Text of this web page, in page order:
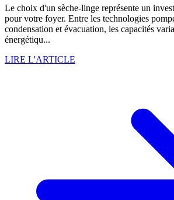
Le choix d'un sèche-linge représente un
pour votre foyer. Entre les technologies
condensation et évacuation, les capacités
énergétiqu...
LIRE L'ARTICLE